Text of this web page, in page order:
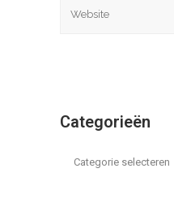
Categorieën